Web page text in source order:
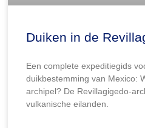
Duiken in de
Een complete expeditiegids
duikbestemming van Mexico:
archipel? De Revillagigedo-
vulkanische eilanden.